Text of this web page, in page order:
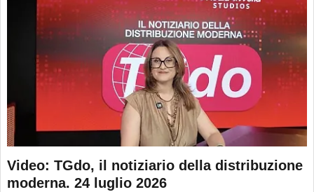
Video: TGdo, il notiziario della distribuzione
moderna. 24 luglio 2026